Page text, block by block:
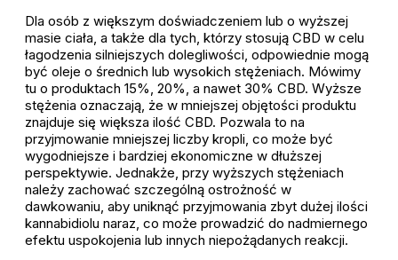
Dla osób z większym doświadczeniem lub o wyższej
masie ciała, a także dla tych, którzy stosują CBD w celu
łagodzenia silniejszych dolegliwości, odpowiednie mogą
być oleje o średnich lub wysokich stężeniach. Mówimy
tu o produktach 15%, 20%, a nawet 30% CBD. Wyższe
stężenia oznaczają, że w mniejszej objętości produktu
znajduje się większa ilość CBD. Pozwala to na
przyjmowanie mniejszej liczby kropli, co może być
wygodniejsze i bardziej ekonomiczne w dłuższej
perspektywie. Jednakże, przy wyższych stężeniach
należy zachować szczególną ostrożność w
dawkowaniu, aby uniknąć przyjmowania zbyt dużej ilości
kannabidiolu naraz, co może prowadzić do nadmiernego
efektu uspokojenia lub innych niepożądanych reakcji.